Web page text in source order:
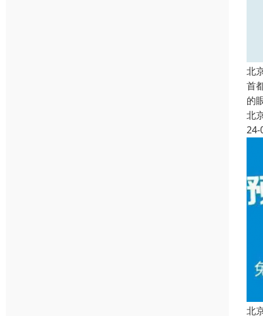
北
首
的
北
24-
北